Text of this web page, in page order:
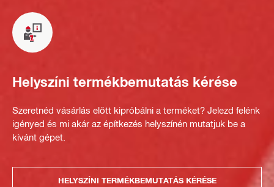
Helyszíni termékbemutatás kérése
Szeretnéd vásárlás előtt kipróbálni a terméket? Jelezd felénk
igényed és mi akár az építkezés helyszínén mutatjuk be a
kívánt gépet.
HELYSZÍNI TERMÉKBEMUTATÁS KÉRÉSE